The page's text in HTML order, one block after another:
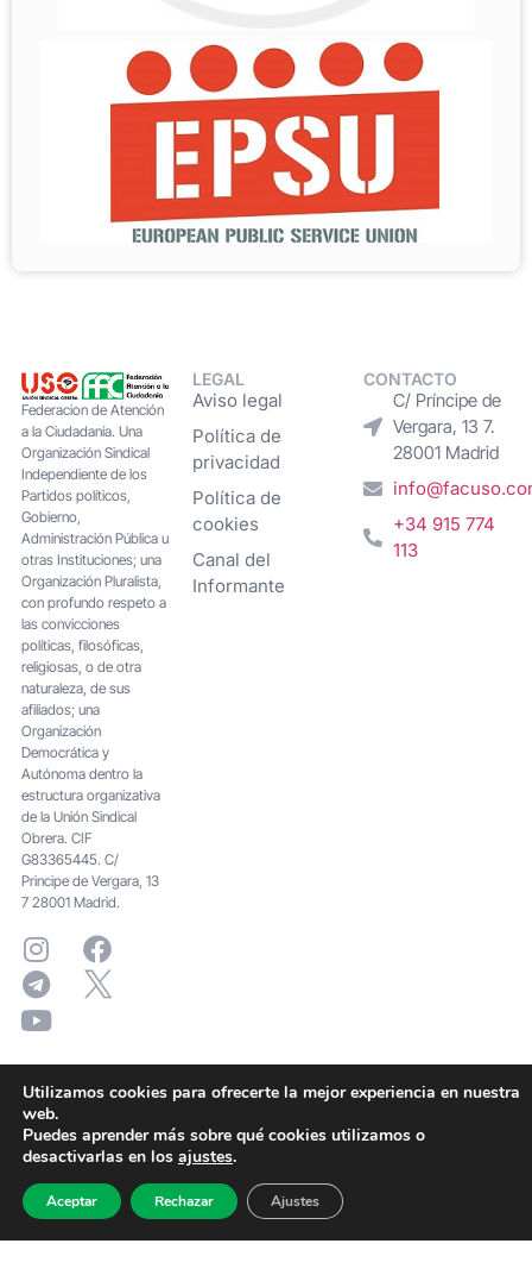
Federacion de Atención
a la Ciudadanía. Una
Organización Sindical
Independiente de los
Partidos políticos,
Gobierno,
Administración Pública u
otras Instituciones; una
Organización Pluralista,
con profundo respeto a
las convicciones
políticas, filosóficas,
religiosas, o de otra
naturaleza, de sus
afiliados; una
Organización
Democrática y
Autónoma dentro la
estructura organizativa
de la Unión Sindical
Obrera. CIF
G83365445. C/
Principe de Vergara, 13
7 28001 Madrid.
LEGAL
Aviso legal
Política de
privacidad
Política de
cookies
Canal del
Informante
CONTACTO
C/ Príncipe de
Vergara, 13 7.
28001 Madrid
+34 915 774
113
Utilizamos cookies para ofrecerte la mejor experiencia en nuestra
web.
Puedes aprender más sobre qué cookies utilizamos o
desactivarlas en los ajustes.
Aceptar Rechazar Ajustes